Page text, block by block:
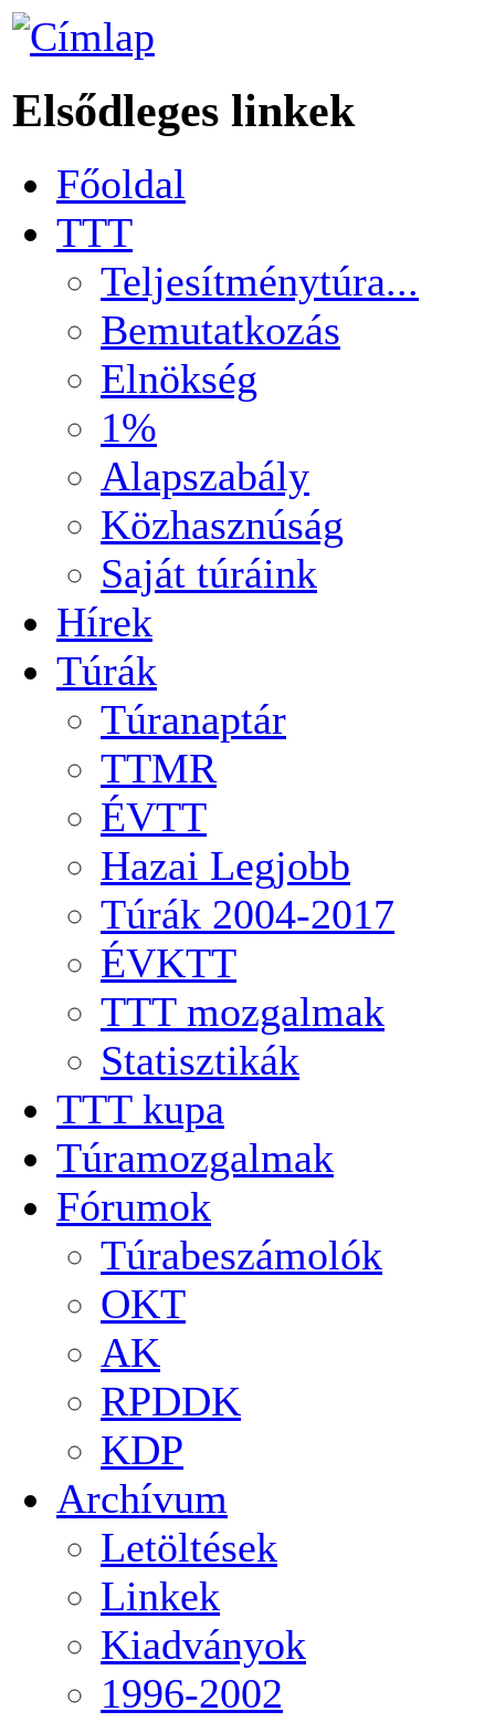
Elsődleges linkek
Főoldal
TTT
Teljesítménytúra...
Bemutatkozás
Elnökség
1%
Alapszabály
Közhasznúság
Saját túráink
Hírek
Túrák
Túranaptár
TTMR
ÉVTT
Hazai Legjobb
Túrák 2004-2017
ÉVKTT
TTT mozgalmak
Statisztikák
TTT kupa
Túramozgalmak
Fórumok
Túrabeszámolók
OKT
AK
RPDDK
KDP
Archívum
Letöltések
Linkek
Kiadványok
1996-2002